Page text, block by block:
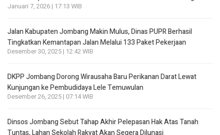
Januari 7, 2026 | 17:13 WIB
Jalan Kabupaten Jombang Makin Mulus, Dinas PUPR Berhasil
Tingkatkan Kemantapan Jalan Melalui 133 Paket Pekerjaan
Desember 30, 2025 | 12:42 WIB
DKPP Jombang Dorong Wirausaha Baru Perikanan Darat Lewat
Kunjungan ke Pembudidaya Lele Temuwulan
Desember 26, 2025 | 07:14 WIB
Dinsos Jombang Sebut Tahap Akhir Pelepasan Hak Atas Tanah
Tuntas, Lahan Sekolah Rakyat Akan Segera Dilunasi